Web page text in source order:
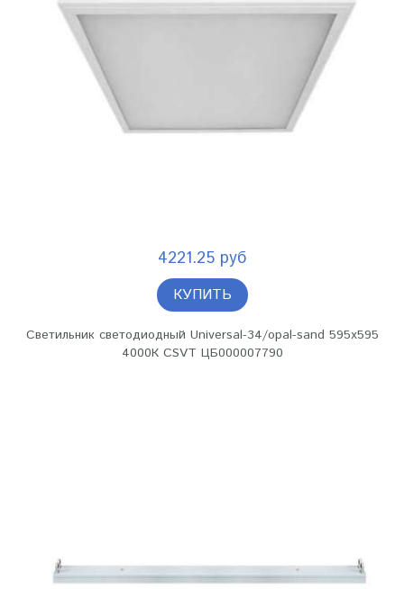
4221.25 руб
КУПИТЬ
Светильник светодиодный Universal-34/opal-sand 595х595
4000К CSVT ЦБ000007790